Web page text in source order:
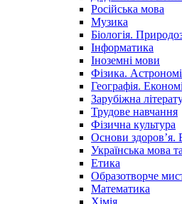
Російська мова
Музика
Біологія.
Інформатика
Іноземні мови
Фізика.
Географія.
Зарубіжна
Трудове навчання
Фізична культура
Основи здоров’я.
Українська мова
Етика
Образотворче
Математика
Хімія